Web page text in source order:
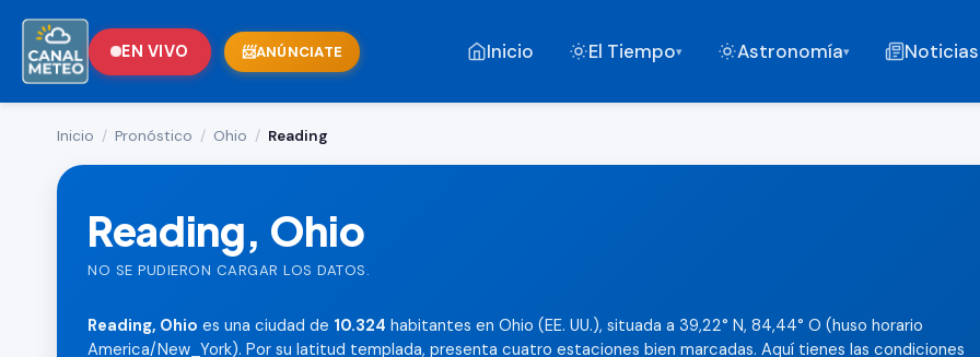
EN VIVO ANÚNCIATE Inicio El Tiempo▾ Astronomía▾ Noticias
Inicio / Pronóstico / Ohio / Reading
Reading, Ohio
NO SE PUDIERON CARGAR LOS DATOS.
Reading, Ohio es una ciudad de 10.324 habitantes en Ohio (EE. UU.), situada a 39,22° N, 84,44° O (huso horario
America/New_York). Por su latitud templada, presenta cuatro estaciones bien marcadas. Aquí tienes las condiciones